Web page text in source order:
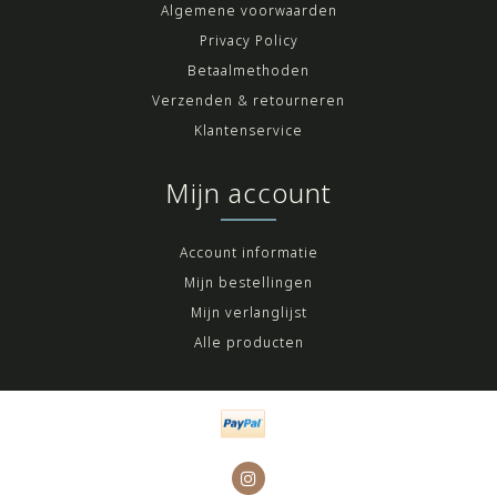
Algemene voorwaarden
Privacy Policy
Betaalmethoden
Verzenden & retourneren
Klantenservice
Mijn account
Account informatie
Mijn bestellingen
Mijn verlanglijst
Alle producten